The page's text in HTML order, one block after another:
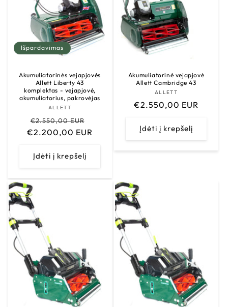
Išpardavimas
Akumuliatorinės vejapjovės
Allett Liberty 43
komplektas - vejapjovė,
akumuliatorius, pakrovėjas
Tiekėjas:
ALLETT
Įprasta
kaina
€2.550,00 EUR
kaina
€2.200,00 EUR
Įdėti į krepšelį
Akumuliatorinė vejapjovė
Allett Cambridge 43
Tiekėjas:
ALLETT
Įprasta
€2.550,00 EUR
Įdėti į krepšelį